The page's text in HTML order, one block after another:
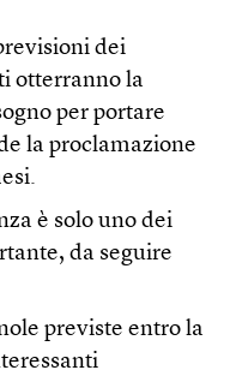
dei
otterranno la
per portare
la proclamazione
è solo uno dei
da seguire
previste entro la